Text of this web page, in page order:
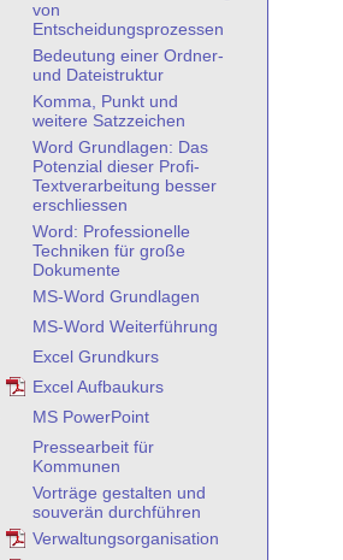
von
Entscheidungsprozessen
Bedeutung einer Ordner-
und Dateistruktur
Komma, Punkt und
weitere Satzzeichen
Word Grundlagen: Das
Potenzial dieser Profi-
Textverarbeitung besser
erschliessen
Word: Professionelle
Techniken für große
Dokumente
MS-Word Grundlagen
MS-Word Weiterführung
Excel Grundkurs
Excel Aufbaukurs
MS PowerPoint
Pressearbeit für
Kommunen
Vorträge gestalten und
souverän durchführen
Verwaltungsorganisation